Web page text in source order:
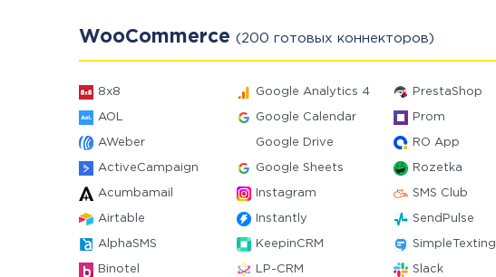
WooCommerce (200 готовых коннекторов)
8x8 Google Analytics 4 PrestaShop
AOL Google Calendar Prom
AWeber Google Drive RO App
ActiveCampaign Google Sheets Rozetka
Acumbamail Instagram SMS Club
Airtable Instantly SendPulse
AlphaSMS KeepinCRM SimpleTexting
Binotel LP-CRM Slack